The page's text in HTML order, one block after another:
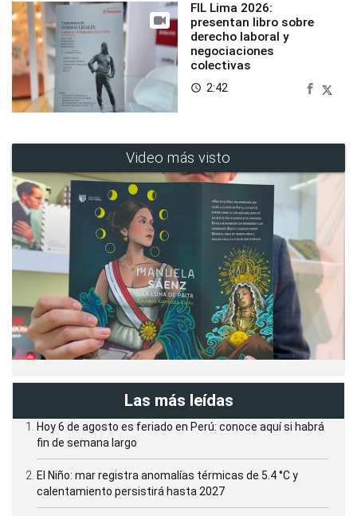
FIL Lima 2026:
presentan libro sobre
derecho laboral y
negociaciones
colectivas
access_time 2:42
Video más visto
Las más leídas
Hoy 6 de agosto es feriado en Perú: conoce aquí si habrá
fin de semana largo
El Niño: mar registra anomalías térmicas de 5.4 °C y
calentamiento persistirá hasta 2027